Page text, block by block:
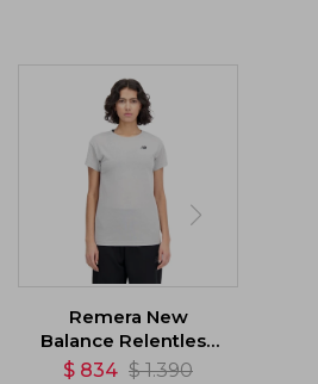
Remera New
Balance Relentless
Heathertech - Gris
$ 834 $ 1.390